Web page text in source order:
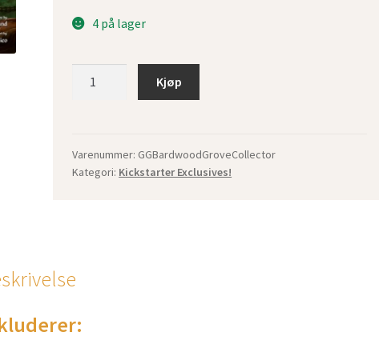
4 på lager
Collector's
Edition
Kjøp
Varenummer: GGBardwoodGroveCollector
Kategori: Kickstarter Exclusives!